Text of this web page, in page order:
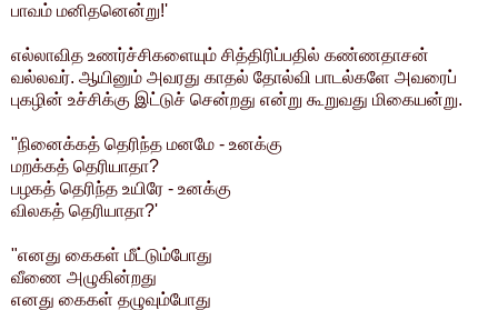
பாவம் மனிதனென்று!'
எல்லாவித உணர்ச்சிகளையும் சித்திரிப்பதில் கண்ணதாசன்
வல்லவர். ஆயினும் அவரது காதல் தோல்வி பாடல்களே அவரைப்
புகழின் உச்சிக்கு இட்டுச் சென்றது என்று கூறுவது மிகையன்று.
"நினைக்கத் தெரிந்த மனமே - உனக்கு
மறக்கத் தெரியாதா?
பழகத் தெரிந்த உயிரே - உனக்கு
விலகத் தெரியாதா?'
"எனது கைகள் மீட்டும்போது
வீணை அழுகின்றது
எனது கைகள் தழுவும்போது